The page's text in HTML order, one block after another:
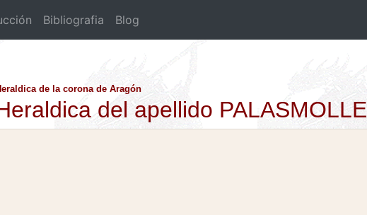
Bibliografia Blog
de la corona de Aragón
del apellido PALASMOLLE